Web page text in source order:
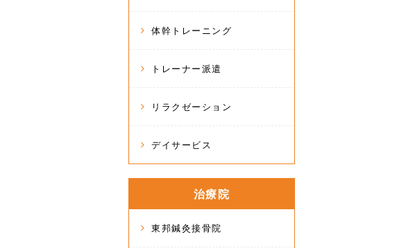
体幹トレーニング
トレーナー派遣
リラクゼーション
デイサービス
治療院
東邦鍼灸接骨院